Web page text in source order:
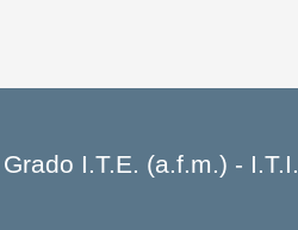
I.T.E. (a.f.m.) - I.T.I.